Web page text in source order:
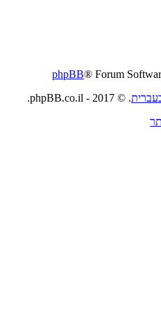
phpBB® Forum
. © 2017 - phpBB.co.il.